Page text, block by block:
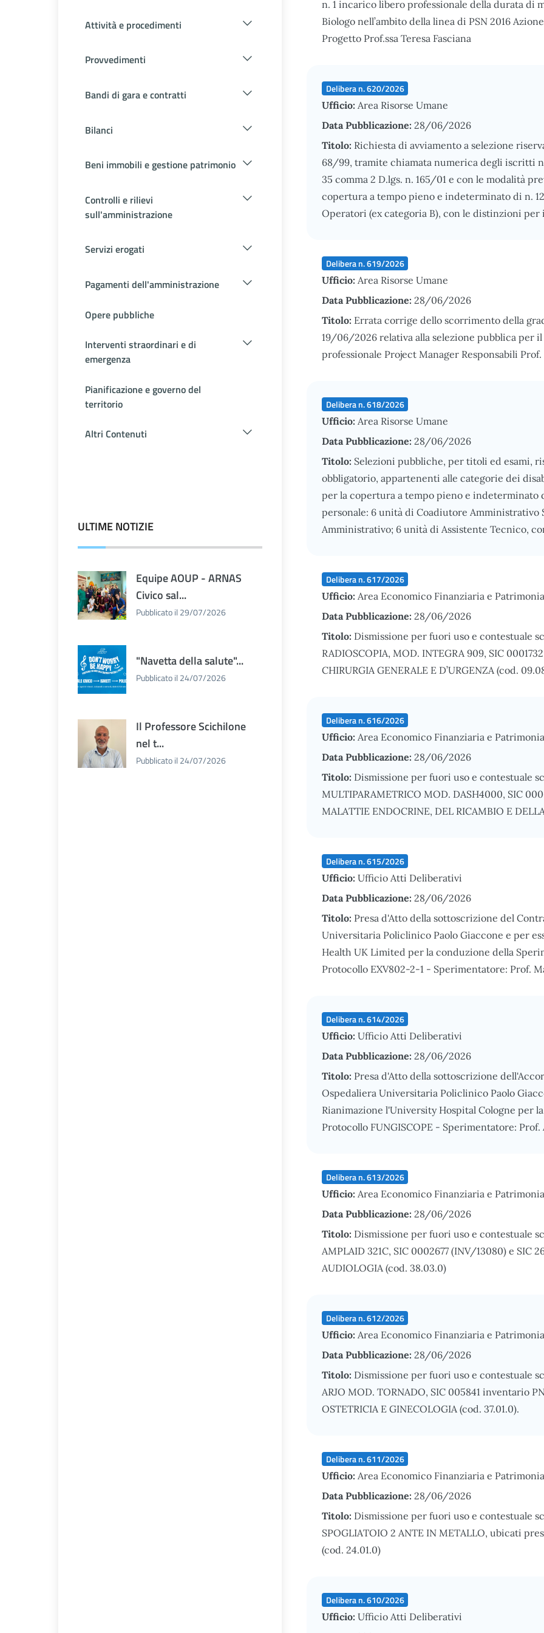
Attività e procedimenti
Provvedimenti
Bandi di gara e contratti
Bilanci
Beni immobili e gestione patrimonio
Controlli e rilievi
sull'amministrazione
Servizi erogati
Pagamenti dell'amministrazione
Opere pubbliche
Interventi straordinari e di
emergenza
Pianificazione e governo del
territorio
Altri Contenuti
ULTIME NOTIZIE
Equipe AOUP - ARNAS
Civico sal...
Pubblicato il 29/07/2026
"Navetta della salute"...
Pubblicato il 24/07/2026
Il Professore Scichilone
nel t...
Pubblicato il 24/07/2026
n. 1 incarico libero professionale della durata di
Biologo nell’ambito della linea di PSN 2016
Progetto Prof.ssa Teresa Fasciana
Delibera n. 620/2026
Ufficio: Area Risorse Umane
Data Pubblicazione: 28/06/2026
Titolo: Richiesta di avviamento a selezione
68/99, tramite chiamata numerica degli iscritti
35 comma 2 D.lgs. n. 165/01 e con le modalità
copertura a tempo pieno e indeterminato di n.
Operatori (ex categoria B), con le distinzioni
Delibera n. 619/2026
Ufficio: Area Risorse Umane
Data Pubblicazione: 28/06/2026
Titolo: Errata corrige dello scorrimento della
19/06/2026 relativa alla selezione pubblica per
professionale Project Manager Responsabili
Delibera n. 618/2026
Ufficio: Area Risorse Umane
Data Pubblicazione: 28/06/2026
Titolo: Selezioni pubbliche, per titoli ed esami,
obbligatorio, appartenenti alle categorie dei
per la copertura a tempo pieno e
personale: 6 unità di Coadiutore Amministrativo
Amministrativo; 6 unità di Assistente Tecnico,
Delibera n. 617/2026
Ufficio: Area Economico Finanziaria e
Data Pubblicazione: 28/06/2026
Titolo: Dismissione per fuori uso e contestuale
RADIOSCOPIA, MOD. INTEGRA 909, SIC
CHIRURGIA GENERALE E D’URGENZA (cod.
Delibera n. 616/2026
Ufficio: Area Economico Finanziaria e
Data Pubblicazione: 28/06/2026
Titolo: Dismissione per fuori uso e contestuale
MULTIPARAMETRICO MOD. DASH4000, SIC
MALATTIE ENDOCRINE, DEL RICAMBIO E
Delibera n. 615/2026
Ufficio: Ufficio Atti Deliberativi
Data Pubblicazione: 28/06/2026
Titolo: Presa d'Atto della sottoscrizione del
Universitaria Policlinico Paolo Giaccone e per
Health UK Limited per la conduzione della
Protocollo EXV802-2-1 - Sperimentatore: Prof.
Delibera n. 614/2026
Ufficio: Ufficio Atti Deliberativi
Data Pubblicazione: 28/06/2026
Titolo: Presa d'Atto della sottoscrizione
Ospedaliera Universitaria Policlinico Paolo
Rianimazione l'University Hospital Cologne per
Protocollo FUNGISCOPE - Sperimentatore:
Delibera n. 613/2026
Ufficio: Area Economico Finanziaria e
Data Pubblicazione: 28/06/2026
Titolo: Dismissione per fuori uso e contestuale
AMPLAID 321C, SIC 0002677 (INV/13080) e SIC
AUDIOLOGIA (cod. 38.03.0)
Delibera n. 612/2026
Ufficio: Area Economico Finanziaria e
Data Pubblicazione: 28/06/2026
Titolo: Dismissione per fuori uso e contestuale
ARJO MOD. TORNADO, SIC 005841 inventario
OSTETRICIA E GINECOLOGIA (cod. 37.01.0).
Delibera n. 611/2026
Ufficio: Area Economico Finanziaria e
Data Pubblicazione: 28/06/2026
Titolo: Dismissione per fuori uso e contestuale
SPOGLIATOIO 2 ANTE IN METALLO, ubicati
(cod. 24.01.0)
Delibera n. 610/2026
Ufficio: Ufficio Atti Deliberativi